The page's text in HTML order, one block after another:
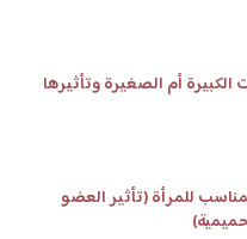
أم الصغيرة وتأثيرها
للمرأة (تأثير العضو